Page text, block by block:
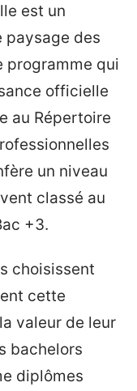
est un
paysage des
programme qui
officielle
au Répertoire
un niveau
classé au
+3.
choisissent
cette
valeur de leur
bachelors
diplômes